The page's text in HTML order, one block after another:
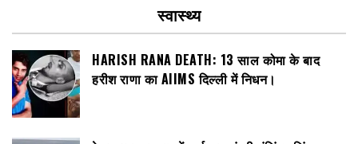
स्वास्थ्य
HARISH RANA DEATH: 13 साल कोमा के बाद
हरीश राणा का AIIMS दिल्ली में निधन।